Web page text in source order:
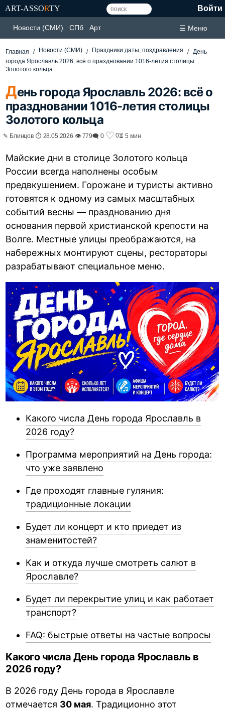
ART-ASSORTY Войти
Новости (СМИ) СПб Арт ☰ Меню
Главная Новости (СМИ) Праздники даты, поздравления
День
города Ярославль 2026: всё о праздновании 1016-летия столицы
Золотого кольца
День города Ярославль 2026: всё о
праздновании 1016-летия столицы
Золотого кольца
✎ Блинцов ⏱ 28.05.2026 👁 779🗨 0 ♡ 0⏳ 5 мин
Майские дни в столице Золотого кольца
России всегда наполнены особым
предвкушением. Горожане и туристы активно
готовятся к одному из самых масштабных
событий весны — празднованию дня
основания первой христианской крепости на
Волге. Местные улицы преображаются, на
набережных монтируют сцены, рестораторы
разрабатывают специальное меню.
Какого числа День города Ярославль в
2026 году?
Программа мероприятий на День города:
что уже заявлено
Где проходят главные гуляния:
традиционные локации
Будет ли концерт и кто приедет из
знаменитостей?
Как и откуда лучше смотреть салют в
Ярославле?
Будет ли перекрытие улиц и как работает
транспорт?
FAQ: быстрые ответы на частые вопросы
Какого числа День города Ярославль в
2026 году?
В 2026 году День города в Ярославле
отмечается 30 мая. Традиционно этот